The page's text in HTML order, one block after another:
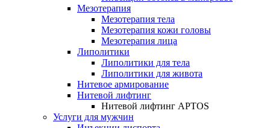
Мезотерапия
Мезотерапия тела
Мезотерапия кожи головы
Мезотерапия лица
Липолитики
Липолитики для тела
Липолитики для живота
Нитевое армирование
Нитевой лифтинг
Нитевой лифтинг APTOS
Услуги для мужчин